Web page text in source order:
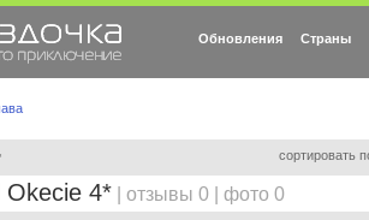
Обновления Страны
сортировать
Okecie 4* | отзывы 0 | фото 0